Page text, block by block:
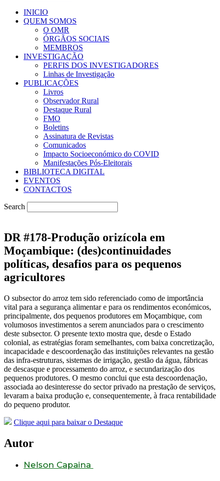
INICIO
QUEM SOMOS
O OMR
ÓRGÃOS SOCIAIS
MEMBROS
INVESTIGAÇÃO
PERFIS DOS INVESTIGADORES
Linhas de Investigação
PUBLICAÇÕES
Livros
Observador Rural
Destaque Rural
FMO
Boletins
Assinatura de Revistas
Comunicados
Impacto Socioeconómico do COVID
Manifestações Pós-Eleitorais
BIBLIOTECA DIGITAL
EVENTOS
CONTACTOS
Search
DR #178-Produção orizícola em
Moçambique: (des)continuidades
políticas, desafios para os pequenos
agricultores
O subsector do arroz tem sido referenciado como de importância
vital para a segurança alimentar e para os rendimentos económicos,
principalmente, dos pequenos produtores em Moçambique, com
volumosos investimentos a serem anunciados para o crescimento
deste subsector. O presente texto mostra que, desde o Estado
colonial, as estratégias foram semelhantes, com baixa concretização,
incapacidade e descoordenação das instituições relevantes na gestão
das infra-estruturas, sistemas de irrigação, gestão da água, fábricas
de descasque e processamento do arroz, e secundarização dos
pequenos produtores. O mesmo conclui que esta descoordenação,
associada ao desinteresse do sector privado na prestação de serviços,
levaram a baixa produção e, consequentemente, à fraca rentabilidade
do pequeno produtor.
Clique aqui para baixar o Destaque
Autor
Nelson Capaina